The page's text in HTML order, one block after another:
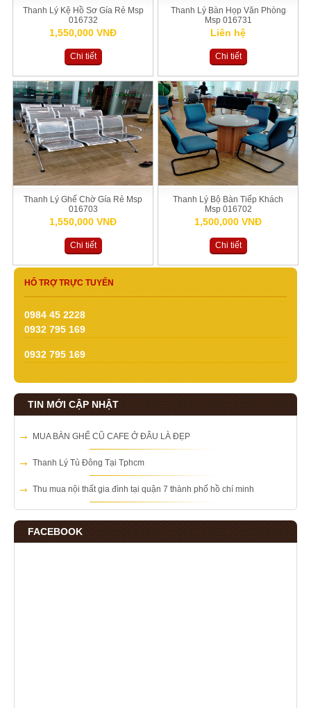
Thanh Lý Kệ Hồ Sơ Gía Rẻ Msp
016732
1,550,000 VNĐ
Chi tiết
Thanh Lý Bàn Họp Văn Phòng
Msp 016731
Liên hệ
Chi tiết
Thanh Lý Ghế Chờ Gía Rẻ Msp
016703
1,550,000 VNĐ
Chi tiết
Thanh Lý Bộ Bàn Tiếp Khách
Msp 016702
1,500,000 VNĐ
Chi tiết
HỔ TRỢ TRỰC TUYẾN
0984 45 2228
0932 795 169
0932 795 169
TIN MỚI CẬP NHẬT
MUA BÀN GHẾ CŨ CAFE Ở ĐÂU LÀ ĐẸP
Thanh Lý Tủ Đông Tại Tphcm
Thu mua nội thất gia đình tại quận 7 thành phố hồ chí minh
FACEBOOK